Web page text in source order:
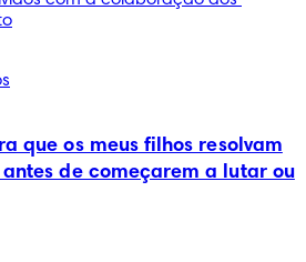
que os meus filhos resolvam
de começarem a lutar ou